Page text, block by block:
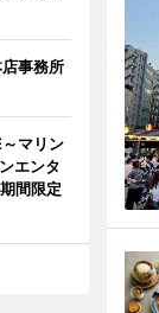
事務所
～マリン
エンタ
間限定